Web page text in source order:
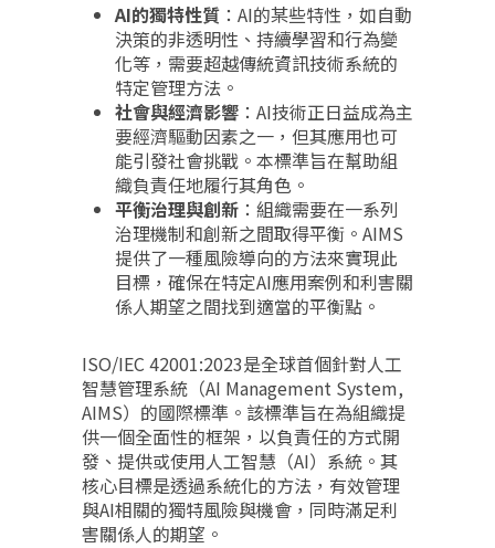
AI的獨特性質 ：AI的某些特性，如自動
決策的非透明性、持續學習和行為變
化等，需要超越傳統資訊技術系統的
特定管理方法。
社會與經濟影響 ：AI技術正日益成為主
要經濟驅動因素之一，但其應用也可
能引發社會挑戰。本標準旨在幫助組
織負責任地履行其角色。
平衡治理與創新 ：組織需要在一系列
治理機制和創新之間取得平衡。AIMS
提供了一種風險導向的方法來實現此
目標，確保在特定AI應用案例和利害關
係人期望之間找到適當的平衡點。
ISO/IEC 42001:2023是全球首個針對人工
智慧管理系統（AI Management System,
AIMS）的國際標準。該標準旨在為組織提
供一個全面性的框架，以負責任的方式開
發、提供或使用人工智慧（AI）系統。其
核心目標是透過系統化的方法，有效管理
與AI相關的獨特風險與機會，同時滿足利
害關係人的期望。